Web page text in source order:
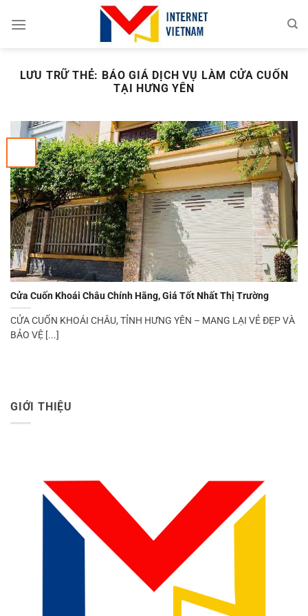
đến
LƯU TRỮ THẺ: BÁO GIÁ DỊCH VỤ LÀM CỬA CUỐN
TẠI HƯNG YÊN
Cửa Cuốn Khoái Châu Chính Hãng, Giá Tốt Nhất Thị Trường
CỬA CUỐN KHOÁI CHÂU, TỈNH HƯNG YÊN – MANG LẠI VẺ ĐẸP VÀ
BẢO VỆ [...]
GIỚI THIỆU